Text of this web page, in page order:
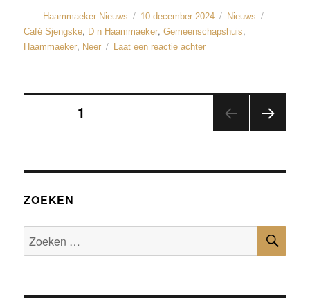
Haammaeker Nieuws 10 december 2024
Nieuws
Café Sjengske, D n Haammaeker,Gemeenschapshuis,
Haammaeker, Neer Laat een reactie achter
PAGINA1
ZOEKEN